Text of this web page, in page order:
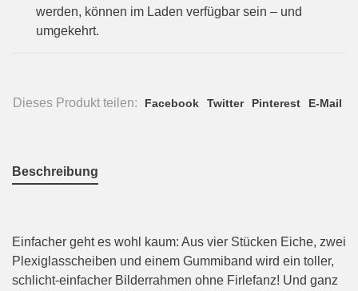
werden, können im Laden verfügbar sein – und
umgekehrt.
Dieses Produkt teilen: Facebook Twitter Pinterest E-Mail
Beschreibung
Einfacher geht es wohl kaum: Aus vier Stücken Eiche, zwei
Plexiglasscheiben und einem Gummiband wird ein toller,
schlicht-einfacher Bilderrahmen ohne Firlefanz! Und ganz